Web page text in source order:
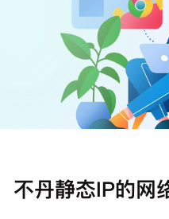
不丹静态IP的网